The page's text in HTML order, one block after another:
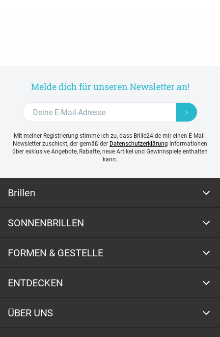
Melde dich für unseren Newsletter an!
Mit meiner Registrierung stimme ich zu, dass Brille24.de mir einen E-Mail-
Newsletter zuschickt, der gemäß der Datenschutzerklärung Informationen
über exklusive Angebote, Rabatte, neue Artikel und Gewinnspiele enthalten
kann.
Brillen
SONNENBRILLEN
FORMEN & GESTELLE
ENTDECKEN
ÜBER UNS